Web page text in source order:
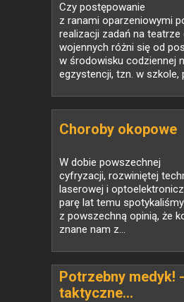
Czy postępowanie
z ranami oparzeniowymi
realizacji zadań na teatrze
wojennych różni się od
w środowisku codziennej
egzystencji, tzn. w szkole,
Choroby okopowe
W dobie powszechnej
cyfryzacji, rozwiniętej
laserowej i
parę lat temu
z powszechną opinią, że
znane nam z...
Potrzebny medyk! -
taktyczne...